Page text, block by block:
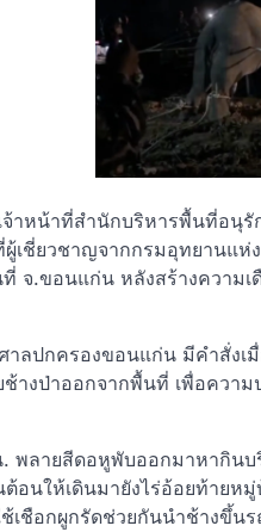
าหน้าที่สำนักบริหารพื้นที่อนุ
เชี่ยวชาญจากกรมอุทยานแ
จ.ขอนแก่น หลังสร้างความ
าลปกครองขอนแก่น มีคำสั่ง
างป่าออกจากพื้นที่ เพื่อควา
พลายสีดอหูพับออกมาหากินบ
อนให้เดินมายังไร่อ้อยท้าย
เชือกผูกรัดช่วยกันนำช้างขึ้น